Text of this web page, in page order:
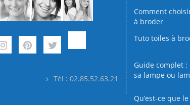
Tél : 02.85.52.63.21
Comment
à broder
Tuto toiles à
Guide complet
sa lampe ou
Qu’est-ce que